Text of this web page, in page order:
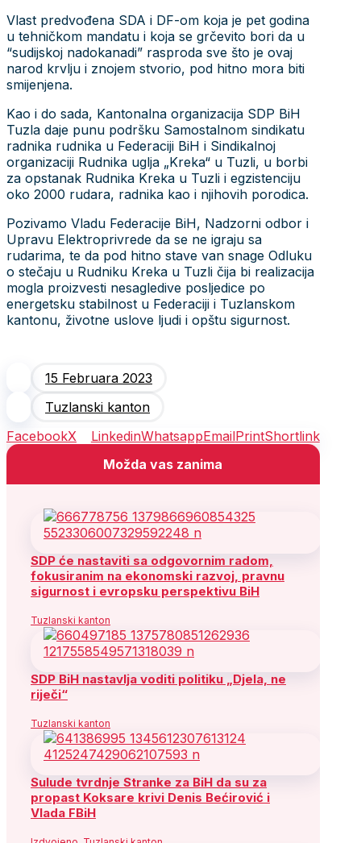
Vlast predvođena SDA i DF-om koja je pet godina
u tehničkom mandatu i koja se grčevito bori da u
“sudijskoj nadokanadi” rasproda sve što je ovaj
narod krvlju i znojem stvorio, pod hitno mora biti
smijenjena.
Kao i do sada, Kantonalna organizacija SDP BiH
Tuzla daje punu podršku Samostalnom sindikatu
radnika rudnika u Federaciji BiH i Sindikalnoj
organizaciji Rudnika uglja „Kreka“ u Tuzli, u borbi
za opstanak Rudnika Kreka u Tuzli i egzistenciju
oko 2000 rudara, radnika kao i njihovih porodica.
Pozivamo Vladu Federacije BiH, Nadzorni odbor i
Upravu Elektroprivrede da se ne igraju sa
rudarima, te da pod hitno stave van snage Odluku
o stečaju u Rudniku Kreka u Tuzli čija bi realizacija
mogla proizvesti nesagledive posljedice po
energetsku stabilnost u Federaciji i Tuzlanskom
kantonu, životne uslove ljudi i opštu sigurnost.
15 Februara 2023
Tuzlanski kanton
FacebookX LinkedinWhatsappEmailPrintShortlink
Možda vas zanima
SDP će nastaviti sa odgovornim radom,
fokusiranim na ekonomski razvoj, pravnu
sigurnost i evropsku perspektivu BiH
Tuzlanski kanton
SDP BiH nastavlja voditi politiku „Djela, ne
riječi“
Tuzlanski kanton
Sulude tvrdnje Stranke za BiH da su za
propast Koksare krivi Denis Bećirović i
Vlada FBiH